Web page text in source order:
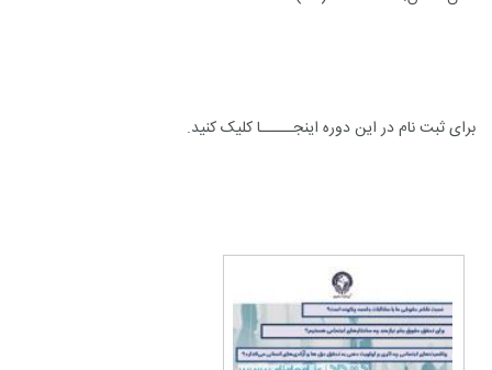
برای ثبت نام در این دوره اینجـــــاکلیک کنید.